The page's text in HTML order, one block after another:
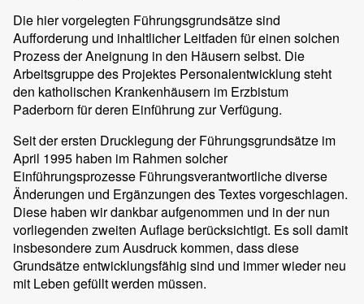
Die hier vorgelegten Führungsgrundsätze sind
Aufforderung und inhaltlicher Leitfaden für einen solchen
Prozess der Aneignung in den Häusern selbst. Die
Arbeitsgruppe des Projektes Personalentwicklung steht
den katholischen Krankenhäusern im Erzbistum
Paderborn für deren Einführung zur Verfügung.
Seit der ersten Drucklegung der Führungsgrundsätze im
April 1995 haben im Rahmen solcher
Einführungsprozesse Führungsverantwortliche diverse
Änderungen und Ergänzungen des Textes vorgeschlagen.
Diese haben wir dankbar aufgenommen und in der nun
vorliegenden zweiten Auflage berücksichtigt. Es soll damit
insbesondere zum Ausdruck kommen, dass diese
Grundsätze entwicklungsfähig sind und immer wieder neu
mit Leben gefüllt werden müssen.